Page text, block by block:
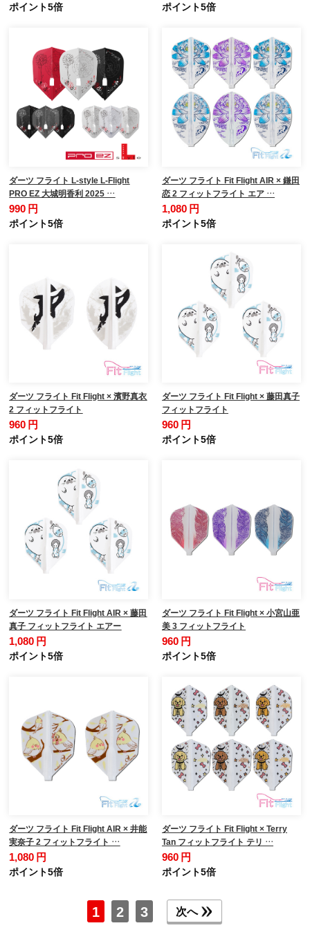
ポイント5倍 ポイント5倍
ダーツ フライト L-style L-Flight
PRO EZ 大城明香利 2025 …
990 円
ポイント5倍
ダーツ フライト Fit Flight AIR × 鎌田
恋 2 フィットフライト エア …
1,080 円
ポイント5倍
ダーツ フライト Fit Flight × 濱野真衣
2 フィットフライト
960 円
ポイント5倍
ダーツ フライト Fit Flight × 藤田真子
フィットフライト
960 円
ポイント5倍
ダーツ フライト Fit Flight AIR × 藤田
真子 フィットフライト エアー
1,080 円
ポイント5倍
ダーツ フライト Fit Flight × 小宮山亜
美 3 フィットフライト
960 円
ポイント5倍
ダーツ フライト Fit Flight AIR × 井能
実奈子 2 フィットフライト …
1,080 円
ポイント5倍
ダーツ フライト Fit Flight × Terry
Tan フィットフライト テリ …
960 円
ポイント5倍
1 2 3 次へ